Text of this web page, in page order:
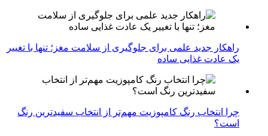
راهکار جدید علمی برای جلوگیری از سلامت مغز؛ تنها با تغییر
یک عادت غذایی ساده
چرا انتخاب رنگ کامپوزیت مهم‌تر از انتخاب سفیدترین رنگ
است؟